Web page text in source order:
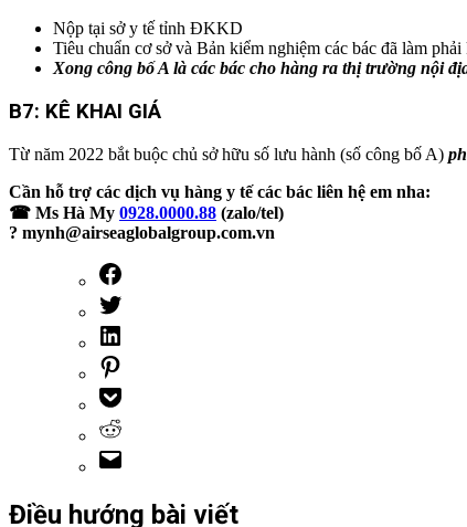
Nộp tại sở y tế tỉnh ĐKKD
Tiêu chuẩn cơ sở và Bản kiểm nghiệm các bác đã làm phải
Xong công bố A là các bác cho hàng ra thị trường nội
B7: KÊ KHAI GIÁ
Từ năm 2022 bắt buộc chủ sở hữu số lưu hành (số công bố A)
Cần hỗ trợ các dịch vụ hàng y tế các bác liên hệ em nha:
☎ Ms Hà My 0928.0000.88 (zalo/tel)
? mynh@airseaglobalgroup.com.vn
Điều hướng bài viết